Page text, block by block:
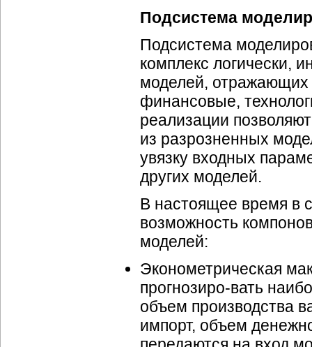
Подсистема
Подсистема
комплекс логически,
моделей, отражающих
финансовые,
реализации
из разрозненных
увязку входных
других моделей.
В настоящее время в
возможность
моделей:
Эконометрическая
прогнозиро-вать
объем производства
импорт, объем